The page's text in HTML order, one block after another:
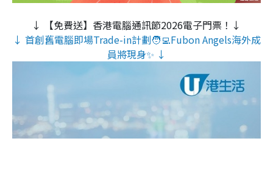
↓ 【免費送】香港電腦通訊節2026電子門票！↓
↓ 首創舊電腦即場Trade-in計劃🧑‍💻Fubon Angels海外成
員將現身✨ ↓